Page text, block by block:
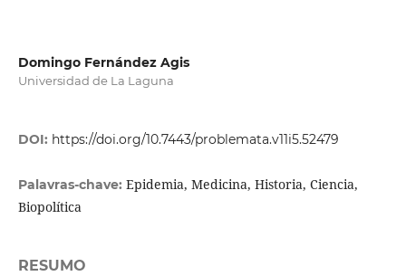
Domingo Fernández Agis
Universidad de La Laguna
DOI: https://doi.org/10.7443/problemata.v11i5.52479
Palavras-chave: Epidemia, Medicina, Historia, Ciencia,
Biopolítica
RESUMO